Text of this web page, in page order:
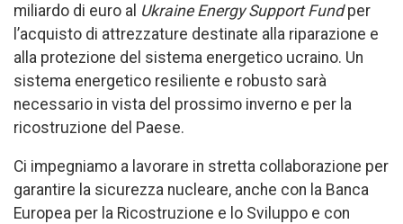
miliardo di euro al Ukraine Energy Support Fundper
l’acquisto di attrezzature destinate alla riparazione e
alla protezione del sistema energetico ucraino. Un
sistema energetico resiliente e robusto sarà
necessario in vista del prossimo inverno e per la
ricostruzione del Paese.
Ci impegniamo a lavorare in stretta collaborazione per
garantire la sicurezza nucleare, anche con la Banca
Europea per la Ricostruzione e lo Sviluppo e con